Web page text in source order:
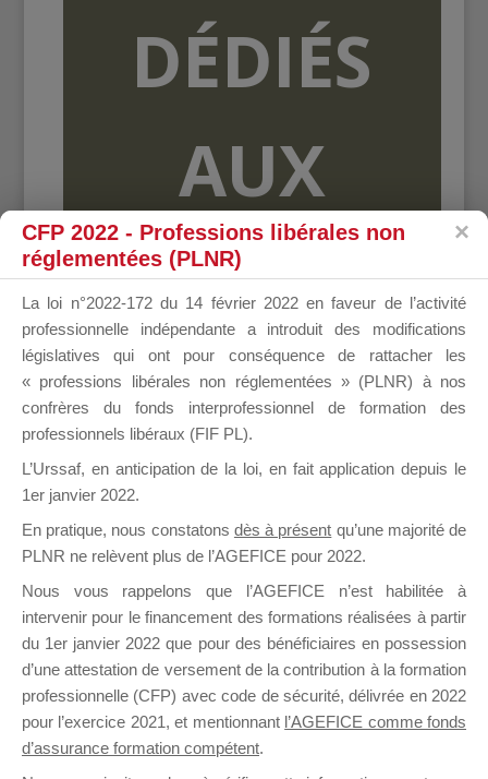
DÉDIÉS
AUX
DE
Groupe Public
il y a 14 heures
Ce groupe est destiné aux Organismes de
formation. Il accueille également les Conseillers
CFP 2022 - Professions libérales non
réglementées (PLNR)
La loi n°2022-172 du 14 février 2022 en faveur de l’activité
professionnelle indépendante a introduit des modifications
législatives qui ont pour conséquence de rattacher les
« professions libérales non réglementées » (PLNR) à nos
confrères du fonds interprofessionnel de formation des
professionnels libéraux (FIF PL).
L’Urssaf, en anticipation de la loi, en fait application depuis le
1er janvier 2022.
En pratique, nous constatons dès à présent qu’une majorité de
PLNR ne relèvent plus de l’AGEFICE pour 2022.
Nous vous rappelons que l’AGEFICE n’est habilitée à
intervenir pour le financement des formations réalisées à partir
du 1er janvier 2022 que pour des bénéficiaires en possession
d’une attestation de versement de la contribution à la formation
professionnelle (CFP) avec code de sécurité, délivrée en 2022
pour l’exercice 2021, et mentionnant l’AGEFICE comme fonds
d’assurance formation compétent.